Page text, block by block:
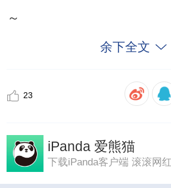
～
余下全文
23
iPanda 爱熊猫
下载iPanda客户端 滚滚网